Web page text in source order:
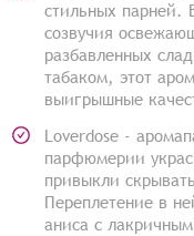
стильных парней.
созвучия
разбавленных
табаком, этот
выигрышные
Loverdose -
парфюмерии
привыкли
Переплетение в
аниса с